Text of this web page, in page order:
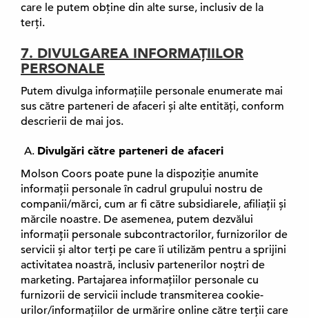
care le putem obține din alte surse, inclusiv de la
terți.
7. DIVULGAREA INFORMAȚIILOR
PERSONALE
Putem divulga informațiile personale enumerate mai
sus către parteneri de afaceri și alte entități, conform
descrierii de mai jos.
Divulgări către parteneri de afaceri
Molson Coors poate pune la dispoziție anumite
informații personale în cadrul grupului nostru de
companii/mărci, cum ar fi către subsidiarele, afiliații și
mărcile noastre. De asemenea, putem dezvălui
informații personale subcontractorilor, furnizorilor de
servicii și altor terți pe care îi utilizăm pentru a sprijini
activitatea noastră, inclusiv partenerilor noștri de
marketing. Partajarea informațiilor personale cu
furnizorii de servicii include transmiterea cookie-
urilor/informațiilor de urmărire online către terții care